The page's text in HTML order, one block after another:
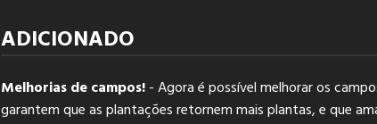
ADICIONADO
Melhorias de campos!- Agora é possível melhorar os
garantem que as plantações retornem mais plantas, e que